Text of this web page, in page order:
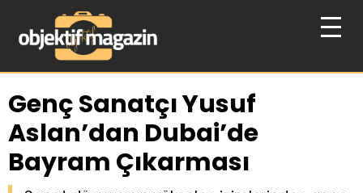
Genç Sanatçı Yusuf
Aslan’dan Dubai’de
Bayram Çıkarması